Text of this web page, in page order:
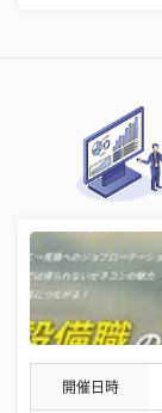
開催日時